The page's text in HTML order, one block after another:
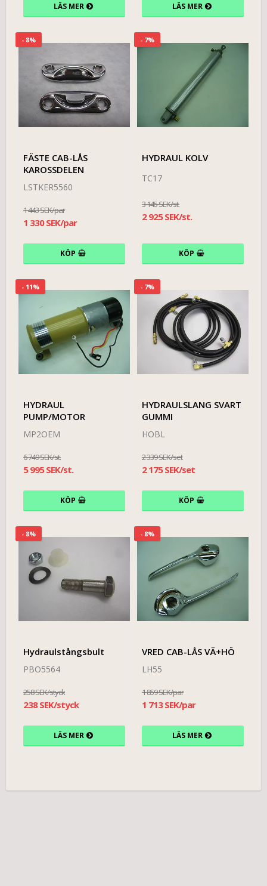
LÄS MER LÄS MER
- 8%
FÄSTE CAB-LÅS
KAROSSDELEN
LSTKER5560
1 443 SEK/par
1 330 SEK/par
KÖP
- 7%
HYDRAUL KOLV
TC17
3 145 SEK/st.
2 925 SEK/st.
KÖP
- 11%
HYDRAUL
PUMP/MOTOR
MP2OEM
6 749 SEK/st.
5 995 SEK/st.
KÖP
- 7%
HYDRAULSLANG SVART
GUMMI
HOBL
2 339 SEK/set
2 175 SEK/set
KÖP
- 8%
Hydraulstångsbult
PBO5564
258 SEK/styck
238 SEK/styck
LÄS MER
- 8%
VRED CAB-LÅS VÄ+HÖ
LH55
1 859 SEK/par
1 713 SEK/par
LÄS MER